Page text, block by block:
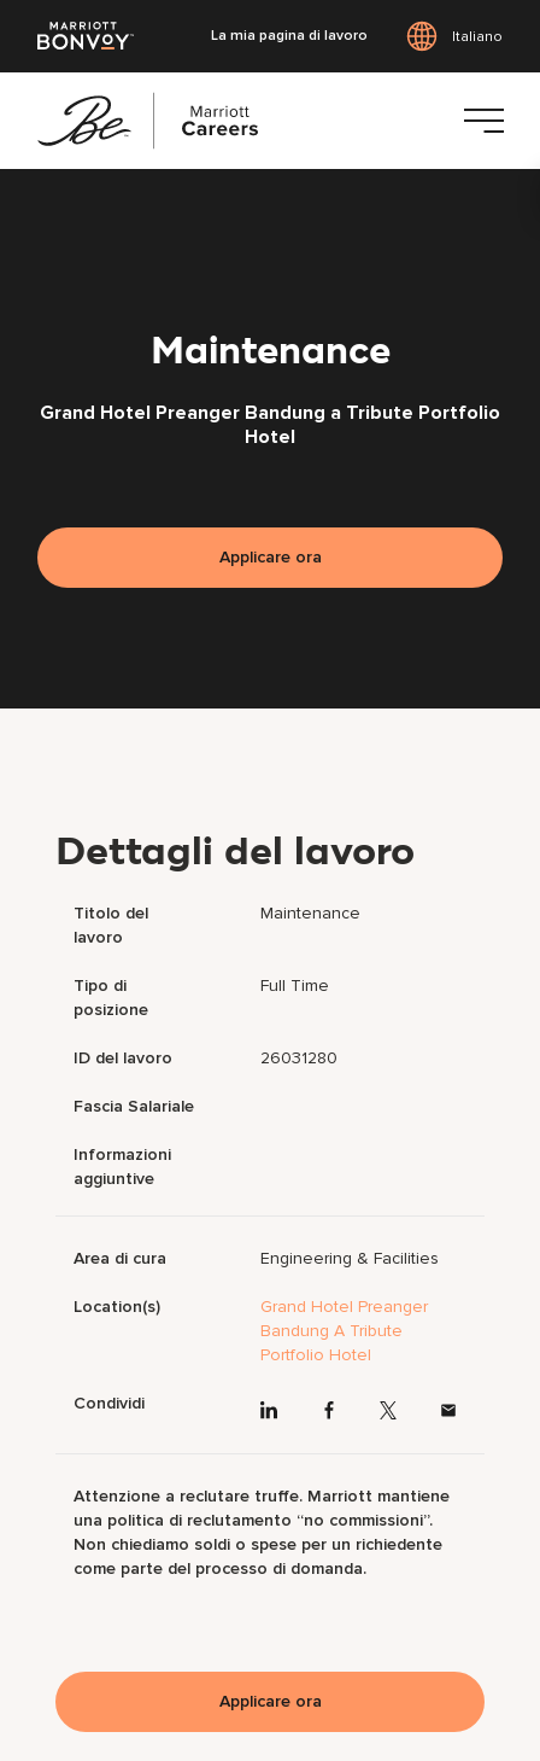
La mia pagina di lavoro Italiano
Maintenance
Grand Hotel Preanger Bandung a Tribute Portfolio
Hotel
Applicare ora
Dettagli del lavoro
Titolo del
lavoro
Maintenance
Tipo di
posizione
Full Time
ID del lavoro 26031280
Fascia Salariale
Informazioni
aggiuntive
Area di cura Engineering & Facilities
Location(s)
Grand Hotel Preanger
Bandung A Tribute
Portfolio Hotel
Condividi
Attenzione a reclutare truffe. Marriott mantiene
una politica di reclutamento “no commissioni”.
Non chiediamo soldi o spese per un richiedente
come parte del processo di domanda.
Applicare ora